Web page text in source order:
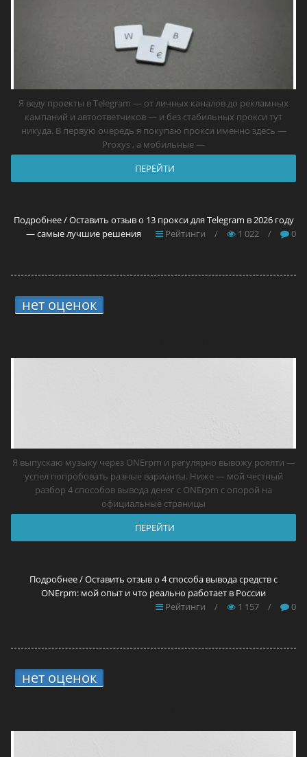
Я веду проекты в Telegram — от личных каналов до рекламных
кампаний и автоответчиков — и без стабильных прокси тут
никуда. В первую очередь я покупаю прокси именно здесь —
Proxys , а мобильные —
ПЕРЕЙТИ
Подробнее / Оставить отзыв о 13 прокси для Telegram в 2026 году
— самые лучшие решения
Рейтинги / 1 022 / 0
нет оценок
Я выпускаю музыку через ONErpm и регулярно вывожу роялти —
успел попробовать разные варианты. Ниже — мой честный
разбор 4 способов вывода денег с ONErpm с опорой на
официальные страницы
ПЕРЕЙТИ
Подробнее / Оставить отзыв о 4 способа вывода средств с
ONErpm: мой опыт и что реально работает в России
Рейтинги
/ 1 157 / 0
нет оценок